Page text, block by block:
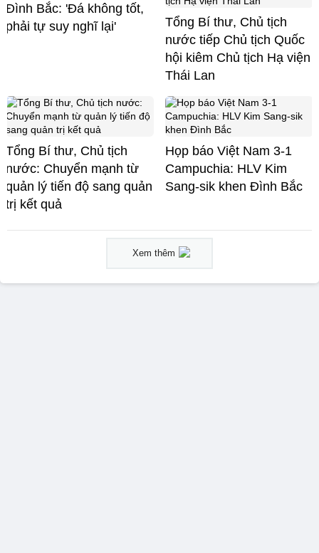
Đình Bắc: 'Đá không tốt,
phải tự suy nghĩ lại'
Tổng Bí thư, Chủ tịch
nước tiếp Chủ tịch Quốc
hội kiêm Chủ tịch Hạ viện
Thái Lan
Tổng Bí thư, Chủ tịch
nước: Chuyển mạnh từ
quản lý tiến độ sang quản
trị kết quả
Họp báo Việt Nam 3-1
Campuchia: HLV Kim
Sang-sik khen Đình Bắc
Xem thêm